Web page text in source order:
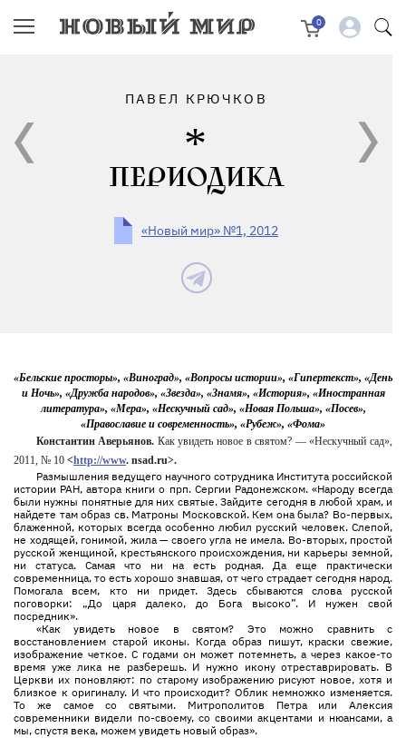
0
ПАВЕЛ КРЮЧКОВ
ПЕРИОДИКА
«Новый мир» №1, 2012
«Бельские просторы», «Виноград», «Вопросы истории», «Гипертекст», «День
и Ночь», «Дружба народов», «Звезда», «Знамя», «История», «Иностранная
литература», «Мера», «Нескучный сад», «Новая Польша», «Посев»,
«Православие и современность», «Рубеж», «Фома»
Константин Аверьянов. Как увидеть новое в святом? — «Нескучный сад»,
2011, № 10 <http://www. nsad.ru>.
Размышления ведущего научного сотрудника Института российской
истории РАН, автора книги о прп. Сергии Радонежском. «Народу всегда
были нужны понятные для них святые. Зайдите сегодня в любой храм, и
найдете там образ св. Матроны Московской. Кем она была? Во-первых,
блаженной, которых всегда особенно любил русский человек. Слепой,
не ходящей, гонимой, жила — своего угла не имела. Во-вторых, простой
русской женщиной, крестьянского происхождения, ни карьеры земной,
ни статуса. Самая что ни на есть родная. Да еще практически
современница, то есть хорошо знавшая, от чего страдает сегодня народ.
Помогала всем, кто ни придет. Здесь сбываются слова русской
поговорки: „До царя далеко, до Бога высоко”. И нужен свой
посредник».
«Как увидеть новое в святом? Это можно сравнить с
восстановлением старой иконы. Когда образ пишут, краски свежие,
изображение четкое. С годами он может потемнеть, а через какое-то
время уже лика не разберешь. И нужно икону отреставрировать. В
Церкви их поновляют: по старому изображению рисуют новое, хотя и
близкое к оригиналу. И что происходит? Облик немножко изменяется.
То же самое со святыми. Митрополитов Петра или Алексия
современники видели по-своему, со своими акцентами и нюансами, а
мы, спустя века, можем увидеть новый образ».